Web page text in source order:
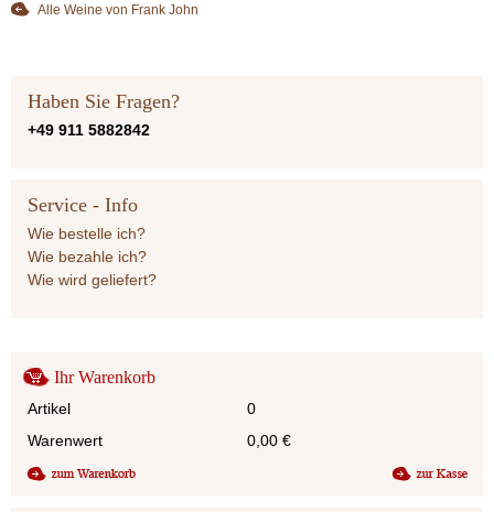
Alle Weine von Frank John
Haben Sie Fragen?
+49 911 5882842
Service - Info
Wie bestelle ich?
Wie bezahle ich?
Wie wird geliefert?
Ihr Warenkorb
Artikel
0
Warenwert
0,00 €